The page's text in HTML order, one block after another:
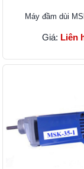
Máy đầm dùi
Giá: Liên